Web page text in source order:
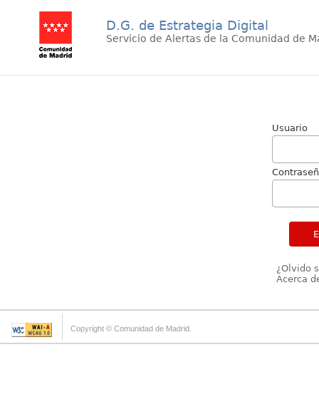
D.G. de Estrategia Digital
Servicio de Alertas de la Comunidad de
Usuario
¿Olvido
Acerca
Copyright © Comunidad de Madrid.